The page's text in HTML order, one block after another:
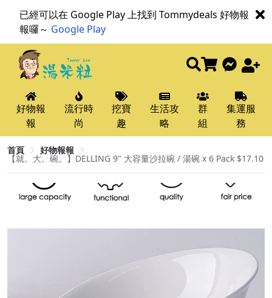
已經可以在 Google Play 上找到 Tommydeals 好物報
報囉～ Google Play
好物報
報
流行時
尚
挖寶
趣
生活攻
略
群
組
集運服
務
首頁 好物報報
【就。大。碗。】DELLING 9" 大容量沙拉碗 / 湯碗 x 6 Pack $17.10